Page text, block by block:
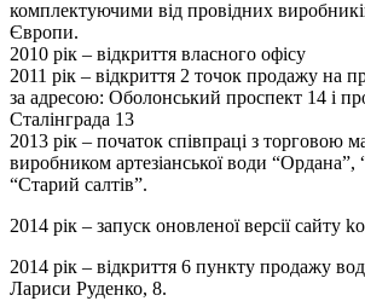
комплектуючими від провідних
Європи.
2010 рік – відкриття власного офісу
2011 рік – відкриття 2 точок продажу на
за адресою: Оболонський проспект 14 і
Сталінграда 13
2013 рік – початок співпраці з торговою
виробником артезіанської води “Ордана”,
“Старий салтів”.
2014 рік – запуск оновленої версії сайту
2014 рік – відкриття 6 пункту продажу
Лариси Руденко, 8.